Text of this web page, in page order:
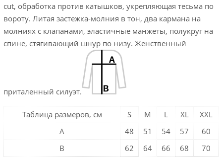
cut, обработка против катышков, укрепляющая тесьма по
вороту. Литая застежка-молния в тон, два кармана на
молниях с клапанами, эластичные манжеты, полукруг на
спине, стягивающий шнур по низу. Женственный
приталенный силуэт.
Таблица размеров, см S M L XL
XXL
A
48 51 54 57
60
B
62 64 66 68 70